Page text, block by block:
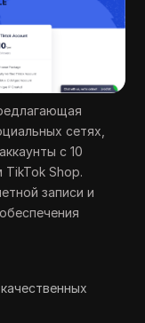
сетях,
с 10
Shop.
записи и